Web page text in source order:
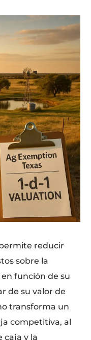
reducir
sobre la
función de su
de su valor de
transforma un
competitiva, al
caja y la